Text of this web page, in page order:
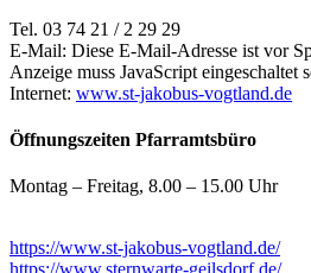
Tel. 03 74 21 / 2 29 29
E-Mail: Diese E-Mail-Adresse ist vor
Anzeige muss JavaScript eingeschaltet
Internet: www.st-jakobus-vogtland.de
Öffnungszeiten Pfarramtsbüro
Montag – Freitag, 8.00 – 15.00 Uhr
https://www.st-jakobus-vogtland.de/